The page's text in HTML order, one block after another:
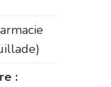
: